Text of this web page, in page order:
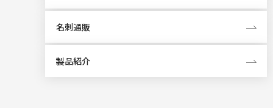
名刺通販
製品紹介